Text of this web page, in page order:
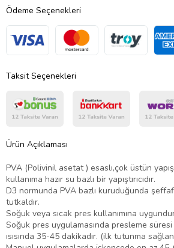
Ödeme Seçenekleri
Taksit Seçenekleri
Ürün Açıklaması
PVA (Polivinil asetat ) esaslı,çok üstün
kullanıma hazır su bazlı bir yapıştırıcıdır.
D3 normunda PVA bazlı kuruduğunda
tutkaldır.
Soğuk veya sıcak pres kullanımına
Soğuk pres uygulamasında presleme
ısısında 35-45 dakikadır. (ilk tutunma